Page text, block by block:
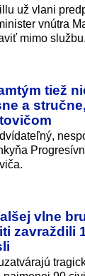
už vlani
vnútra
mimo službu.
tiež
a
vlne
zavraždili